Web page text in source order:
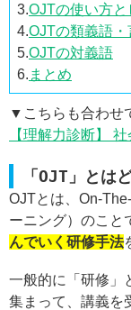
3.OJTの使い方
4.OJTの類義語・
5.OJTの対義語
6. まとめ
▼こちらも合わせ
【理解力診断】
「OJT」とは
OJTとは、On-
ーニング）のこと
んでいく研修手法
一般的に「研修」
集まって、講義を